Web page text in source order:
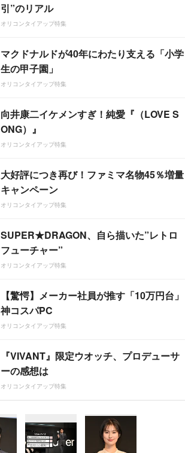
引”のリアル
オリコンタイアップ特集
マクドナルドが40年にわたり支える「小学
生の甲子園」
オリコンタイアップ特集
向井康二イケメンすぎ！純愛『（LOVE S
ONG）』
オリコンタイアップ特集
大好評につき再び！ファミマ名物45％増量
キャンペーン
オリコンタイアップ特集
SUPER★DRAGON、自ら描いた”レトロ
フューチャー”
オリコンタイアップ特集
【驚愕】メーカー社員が推す「10万円台」
神コスパPC
オリコンタイアップ特集
『VIVANT』限定ウオッチ、プロデューサ
ーの感想は
オリコンタイアップ特集